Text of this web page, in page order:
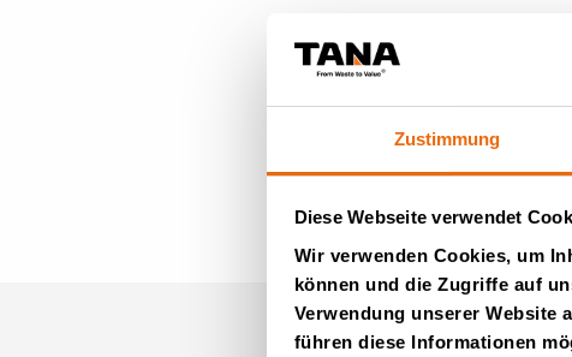
Zustimmung
Diese Webseite verwendet
Wir verwenden Cookies, um
können und die Zugriffe auf
Verwendung unserer Website
führen diese Informationen